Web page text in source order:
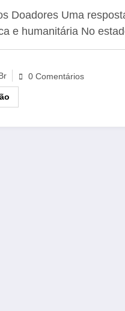
para suprir
bancos de
Doadores Uma
e humanitária No
0 Comentários